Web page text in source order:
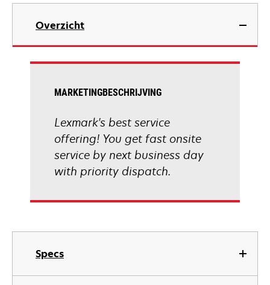
Overzicht
Specs
MARKETINGBESCHRIJVING
Lexmark's best service
offering! You get fast onsite
service by next business day
with priority dispatch.